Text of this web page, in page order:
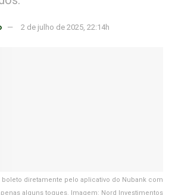
2 de julho de 2025, 22:14h
boleto diretamente pelo aplicativo do Nubank com
alguns toques. Imagem: Nord Investimentos